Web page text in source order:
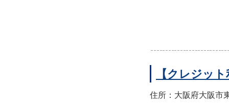
【クレジッ
住所：大阪府大阪市